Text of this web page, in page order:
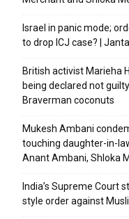
Israel in panic mode;
to drop ICJ case? |
British activist Marieha
being declared not
Braverman coconuts
Mukesh Ambani
touching daughter-in-
Anant Ambani, Shloka
India’s Supreme Court
style order against